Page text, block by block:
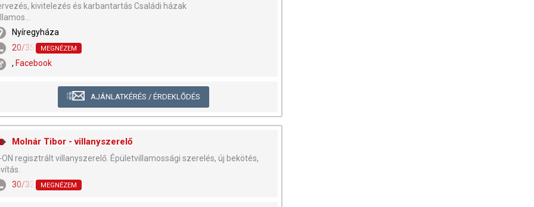
kivitelezés és karbantartás Családi házak
Nyíregyháza
20/351-9914
MEGNÉZEM
, Facebook
AJÁNLATKÉRÉS / ÉRDEKLŐDÉS
Molnár Tibor - villanyszerelő
ON regisztrált villanyszerelő. Épületvillamossági szerelés, új bekötés,
30/329-0726
MEGNÉZEM